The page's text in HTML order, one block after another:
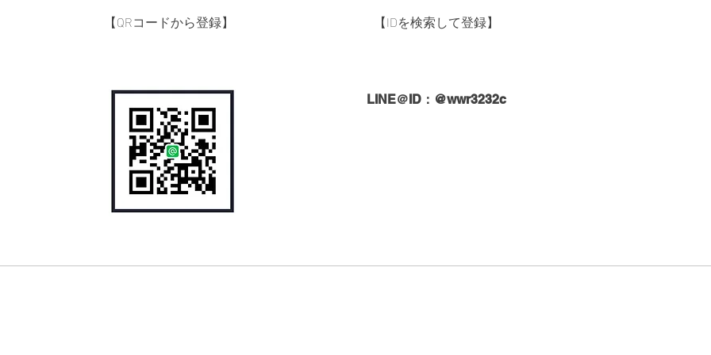
【QRコードから登録】 【IDを検索して登録】
LINE＠ID：@wwr3232c